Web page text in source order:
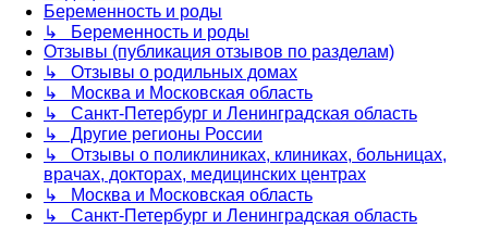
Беременность и роды
↳ Беременность и роды
Отзывы (публикация отзывов по разделам)
↳ Отзывы о родильных домах
↳ Москва и Московская область
↳ Санкт-Петербург и Ленинградская область
↳ Другие регионы России
↳ Отзывы о поликлиниках, клиниках, больницах,
врачах, докторах, медицинских центрах
↳ Москва и Московская область
↳ Санкт-Петербург и Ленинградская область